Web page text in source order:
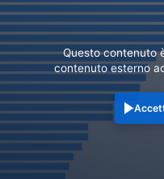
Questo contenuto
contenuto esterno